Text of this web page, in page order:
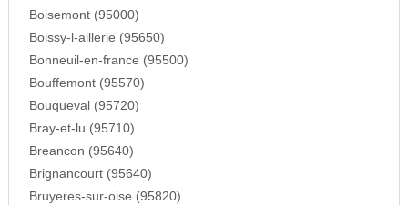
Boisemont (95000)
Boissy-l-aillerie (95650)
Bonneuil-en-france (95500)
Bouffemont (95570)
Bouqueval (95720)
Bray-et-lu (95710)
Breancon (95640)
Brignancourt (95640)
Bruyeres-sur-oise (95820)